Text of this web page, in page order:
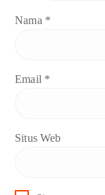
Nama *
Email *
Situs Web